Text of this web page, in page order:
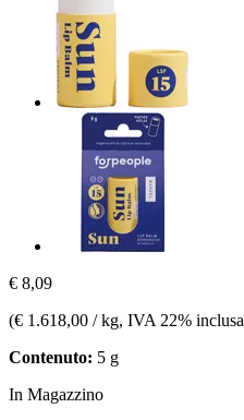
€ 8,09
(€ 1.618,00 / kg, IVA 22% inclusa
Contenuto: 5 g
In Magazzino